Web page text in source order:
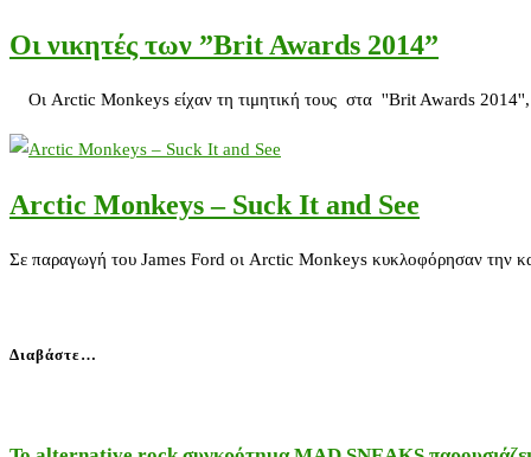
Οι νικητές των ”Brit Awards 2014”
Οι Arctic Monkeys είχαν τη τιμητική τους στα ''Brit Awards 2014'',
Arctic Monkeys – Suck It and See
Σε παραγωγή του James Ford οι Arctic Monkeys κυκλοφόρησαν την
Διαβάστε…